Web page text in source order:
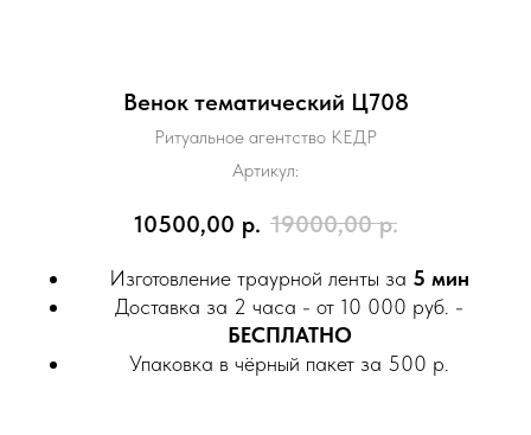
Венок тематический Ц708
Ритуальное агентство КЕДР
Артикул:
10500,00 р. 19000,00 р.
Изготовление траурной ленты за 5 мин
Доставка за 2 часа - от 10 000 руб. -
БЕСПЛАТНО
Упаковка в чёрный пакет за 500 р.